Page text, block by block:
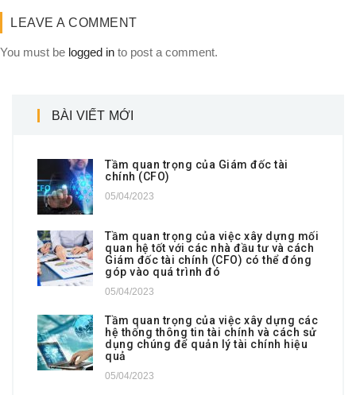
LEAVE A COMMENT
You must be logged in to post a comment.
BÀI VIẾT MỚI
Tầm quan trọng của Giám đốc tài
chính (CFO)
05/04/2023
Tầm quan trọng của việc xây dựng mối
quan hệ tốt với các nhà đầu tư và cách
Giám đốc tài chính (CFO) có thể đóng
góp vào quá trình đó
05/04/2023
Tầm quan trọng của việc xây dựng các
hệ thống thông tin tài chính và cách sử
dụng chúng để quản lý tài chính hiệu
quả
05/04/2023